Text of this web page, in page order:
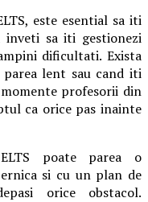
este esential sa iti
sa iti gestionezi
dificultati. Exista
lent sau cand iti
profesorii din
ca orice pas inainte
poate parea o
si cu un plan de
orice obstacol.